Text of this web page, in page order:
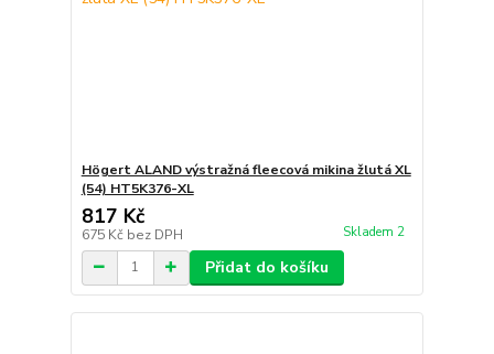
Högert ALAND výstražná fleecová mikina žlutá XL
(54) HT5K376-XL
817 Kč
675 Kč bez DPH Skladem 2
Přidat do košíku